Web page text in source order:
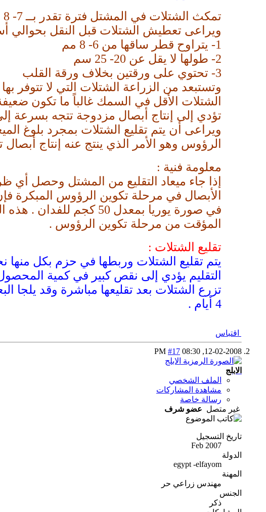
ويراعى تعطيش الشتلات قبل النقل بحوالي
1-
يتراوح قطر ساقها من 6- 8 مم
2-
طولها لا يقل عن 20- 25 سم
3-
تحتوي على ورقتين بخلاف ورقة القلب
وتستبعد من الزراعة الشتلات التي لا تتوفر
الشتلات الأقل في السمك غالباً ما تكون
تؤدي إلى إنتاج أبصال مزدوجة تتجه بسرعة
ويراعى أن يتم تقليع الشتلات بمجرد بلوغ
الرؤوس وهو الأمر الذي ينتج عنه إنتاج
معلومة فنية :
إذا جاء ميعاد التقليع من المشتل وحصل
الأبصال في مرحلة تكوين الرؤوس المبكرة
في صورة يوريا بمعدل
المؤقت من مرحلة تكوين الرؤوس .
تقليع الشتلات :
التقليم يؤدي إلى نقص كبير في كمية
4 أيام .
اقتباس
12-02-2008,
08:30 PM
#17
الابلج
الملف الشخصي
مشاهدة المشاركات
رسالة خاصة
غير متصل عضو شرف
تاريخ التسجيل
Feb 2007
الدولة
egypt -elfayom
المهنة
مهندس زراعي حر
الجنس
ذكر